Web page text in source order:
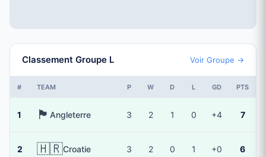
Classement Groupe L Voir Groupe →
# TEAM P W D L GD PTS
1 🏴󠁧󠁢󠁥󠁮󠁧󠁿 Angleterre 3 2 1 0 +4 7
2 🇭🇷Croatie 3 2 0 1 +0 6